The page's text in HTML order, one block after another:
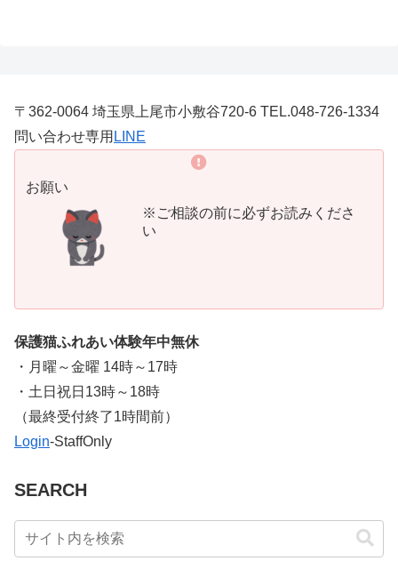
〒362-0064 埼玉県上尾市小敷谷720-6 TEL.048-726-1334
問い合わせ専用 LINE
お願い
※ご相談の前に必ずお読みくださ
い
保護猫ふれあい体験年中無休
・月曜～金曜 14時～17時
・土日祝日13時～18時
​（最終受付終了1時間前）
Login-StaffOnly
SEARCH